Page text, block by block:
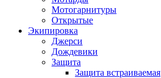
Мотогарнитуры
Открытые
Экипировка
Джерси
Дождевики
Защита
Защита встраиваемая